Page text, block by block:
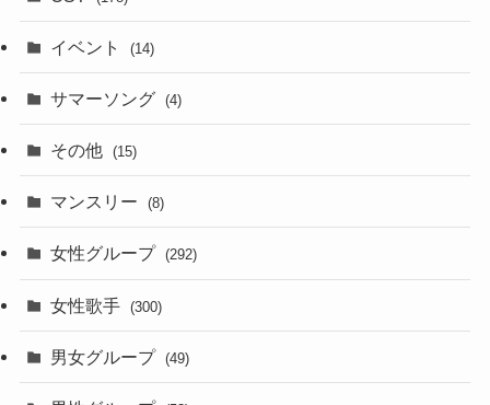
イベント (14)
サマーソング (4)
その他 (15)
マンスリー (8)
女性グループ (292)
女性歌手 (300)
男女グループ (49)